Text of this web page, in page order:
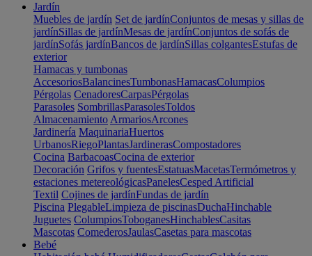
Jardín
Muebles de jardín Set de jardínConjuntos de mesas y sillas de
jardínSillas de jardínMesas de jardínConjuntos de sofás de
jardínSofás jardínBancos de jardínSillas colgantesEstufas de
exterior
Hamacas y tumbonas
AccesoriosBalancinesTumbonasHamacasColumpios
Pérgolas CenadoresCarpasPérgolas
Parasoles SombrillasParasolesToldos
Almacenamiento ArmariosArcones
Jardinería MaquinariaHuertos
UrbanosRiegoPlantasJardinerasCompostadores
Cocina BarbacoasCocina de exterior
Decoración Grifos y fuentesEstatuasMacetasTermómetros y
estaciones metereológicasPanelesCesped Artificial
Textil Cojines de jardínFundas de jardín
Piscina PlegableLimpieza de piscinasDuchaHinchable
Juguetes ColumpiosToboganesHinchablesCasitas
Mascotas ComederosJaulasCasetas para mascotas
Bebé